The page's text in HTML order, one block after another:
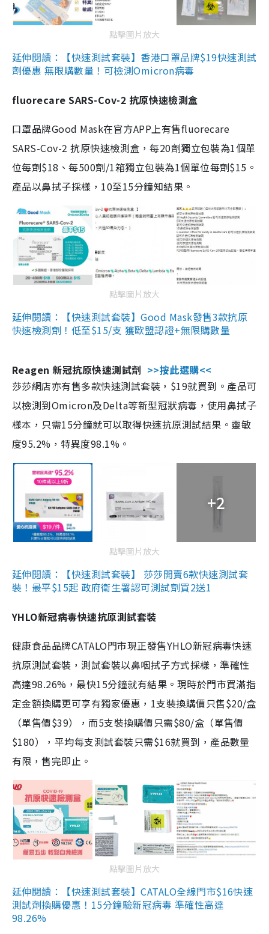
點擊圖片放大
延伸閱讀：【快速測試套裝】香港口罩品牌$19快速測試
劑優惠 無限購數量！可檢測Omicron病毒
fluorecare SARS-Cov-2 抗原快速檢測盒
口罩品牌Good Mask在官方APP上有售fluorecare
SARS-Cov-2 抗原快速檢測盒，每20劑獨立包裝為1個單
位每劑$18、每500劑/1箱獨立包裝為1個單位每劑$15。
產品以鼻拭子採樣，10至15分鐘知結果。
點擊圖片放大
延伸閱讀：【快速測試套裝】Good Mask發售3款抗原
快速檢測劑！低至$15/支 獲歐盟認證+無限購數量
Reagen 新冠抗原快速測試劑 >>按此選購<<
莎莎網店亦有售多款快速測試套裝，$19就買到。產品可
以檢測到Omicron及Delta等新型冠狀病毒，使用鼻拭子
樣本，只需15分鐘就可以取得快速抗原測試結果。靈敏
度95.2%，特異度98.1%。
+2
點擊圖片放大
延伸閱讀：【快速測試套裝】 莎莎開賣6款快速測試套
裝！最平$15起 政府衛生署認可測試劑買2送1
YHLO新冠病毒快速抗原測試套裝
健康食品品牌CATALO門市現正發售YHLO新冠病毒快速
抗原測試套裝，測試套裝以鼻咽拭子方式採樣，準確性
高達98.26%，最快15分鐘就有結果。現時於門市買滿指
定金額換購更可享有獨家優惠，1支裝換購價只售$20/盒
（單售價$39），而5支裝換購價只需$80/盒（單售價
$180），平均每支測試套裝只需$16就買到，產品數量
有限，售完即止。
點擊圖片放大
延伸閱讀：【快速測試套裝】CATALO全線門市$16快速
測試劑換購優惠！15分鐘驗新冠病毒 準確性高達
98.26%